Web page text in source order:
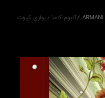
آلبوم کاغذ دیواری کیوت